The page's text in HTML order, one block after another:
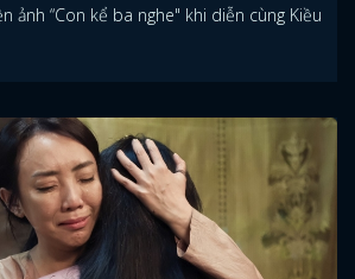
ảnh “Con kể ba nghe" khi diễn cùng Kiều